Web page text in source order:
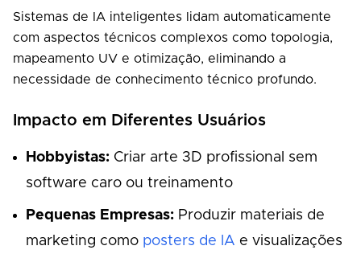
Sistemas de IA inteligentes lidam automaticamente
com aspectos técnicos complexos como topologia,
mapeamento UV e otimização, eliminando a
necessidade de conhecimento técnico profundo.
Impacto em Diferentes Usuários
Hobbyistas: Criar arte 3D profissional sem
software caro ou treinamento
Pequenas Empresas: Produzir materiais de
marketing como posters de IA e visualizações